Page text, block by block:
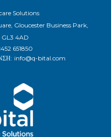
Solutions
Gloucester Business Park,
GL3 4AD
651850
info@q-bital.com